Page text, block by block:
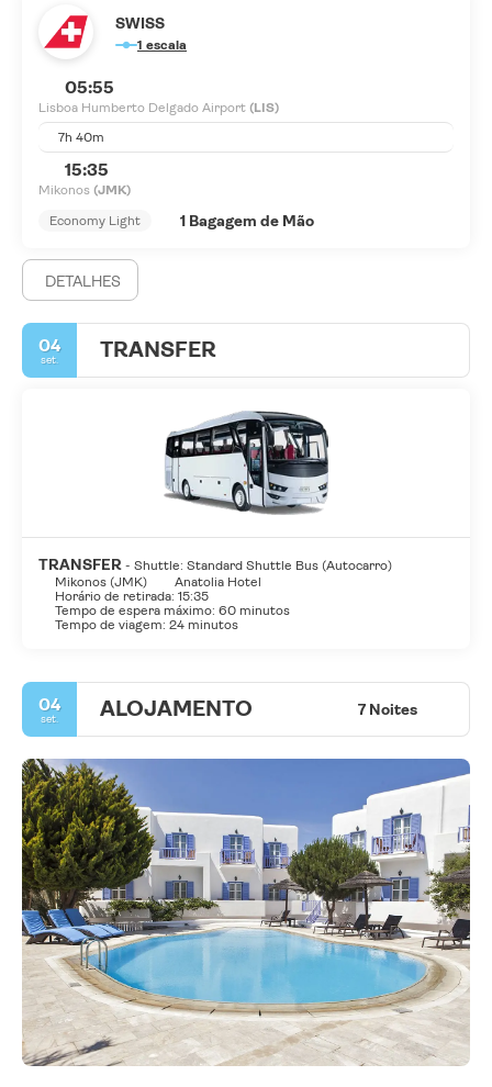
SWISS
1 escala
05:55
Lisboa Humberto Delgado Airport (LIS)
7h 40m
15:35
Mikonos (JMK)
Economy Light
1 Bagagem de Mão
DETALHES
04
set. TRANSFER
TRANSFER - Shuttle: Standard Shuttle Bus (Autocarro)
Mikonos (JMK)
Anatolia Hotel
Horário de retirada: 15:35
Tempo de espera máximo: 60 minutos
Tempo de viagem: 24 minutos
04
set. ALOJAMENTO 7 Noites